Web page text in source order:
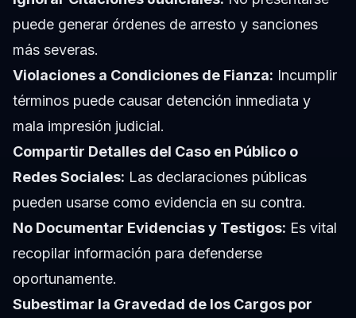
puede generar órdenes de arresto y sanciones
más severas.
Violaciones a Condiciones de Fianza: Incumplir
términos puede causar detención inmediata y
mala impresión judicial.
Compartir Detalles del Caso en Público o
Redes Sociales: Las declaraciones públicas
pueden usarse como evidencia en su contra.
No Documentar Evidencias y Testigos: Es vital
recopilar información para defenderse
oportunamente.
Subestimar la Gravedad de los Cargos por